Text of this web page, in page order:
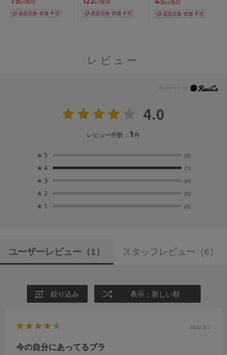
pt獲得 pt獲得 pt獲得
レビュー
4.0
レビュー件数： 1件
★ 5 (0)
★ 4 (1)
★ 3 (0)
★ 2 (0)
★ 1 (0)
ユーザーレビュー （1） スタッフレビュー （6）
絞り込み 表示：新しい順
2022.6.7
今の自分にあってるブラ